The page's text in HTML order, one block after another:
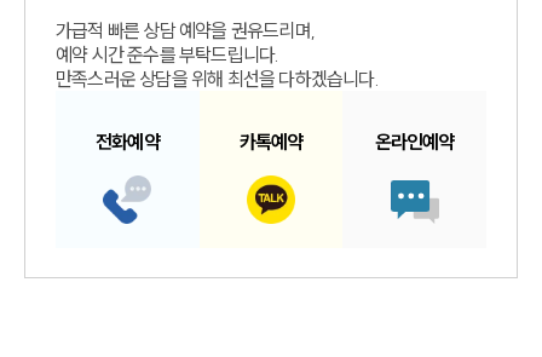
가급적 빠른 상담 예약을 권유드리며,
예약 시간 준수를 부탁드립니다.
만족스러운 상담을 위해 최선을 다하겠습니다.
전화예약 카톡예약 온라인예약